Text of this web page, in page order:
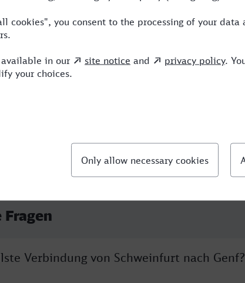
Verbindung von Schweinfurt nach Genf?